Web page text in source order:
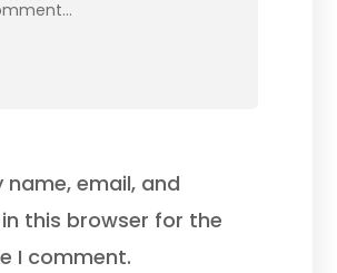
name, email, and
this browser for the
I comment.